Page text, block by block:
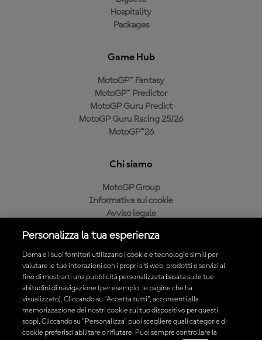
Hospitality
Packages
Game Hub
MotoGP™ Fantasy
MotoGP™ Predictor
MotoGP Guru Predict
MotoGP Guru Racing 25/26
MotoGP™26
Chi siamo
MotoGP Group
Informativa sui cookie
Avviso legale
Condizioni di acquisto
Scarica l'app ufficiale MotoGP™
Personalizza la tua esperienza
Dorna e i suoi fornitori utilizzano i cookie e tecnologie simili per
valutare le tue interazioni con i propri siti web, prodotti e servizi al
fine di mostrarti una pubblicità personalizzata basata sulle tue
abitudini di navigazione (per esempio, le pagine che ha
visualizzato). Cliccando su "Accetta tutti", acconsenti alla
memorizzazione dei nostri cookie sul tuo dispositivo per questi
scopi. Cliccando su "Personalizza" puoi scegliere quali categorie di
cookie preferisci abilitare o rifiutare. Puoi sempre controllare la